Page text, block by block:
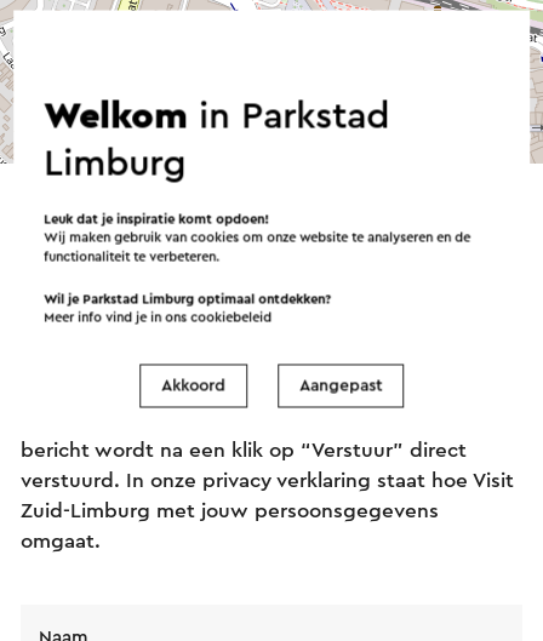
→ Plan je route
Verstuur een e-mail
bericht wordt na een klik op “Verstuur” direct
verstuurd. In onze privacy verklaring staat hoe Visit
Zuid-Limburg met jouw persoonsgegevens
omgaat.
Welkom in Parkstad
Limburg
Leuk dat je inspiratie komt opdoen!
Wij maken gebruik van cookies om onze website te analyseren en de
functionaliteit te verbeteren.
Wil je Parkstad Limburg optimaal ontdekken?
Meer info vind je in onscookiebeleid
Akkoord Aangepast